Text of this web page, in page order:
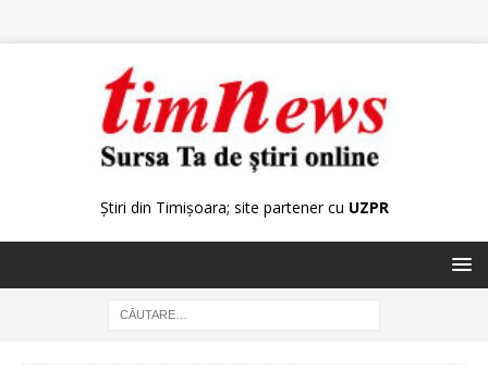
Știri din Timișoara; site partener cu UZPR